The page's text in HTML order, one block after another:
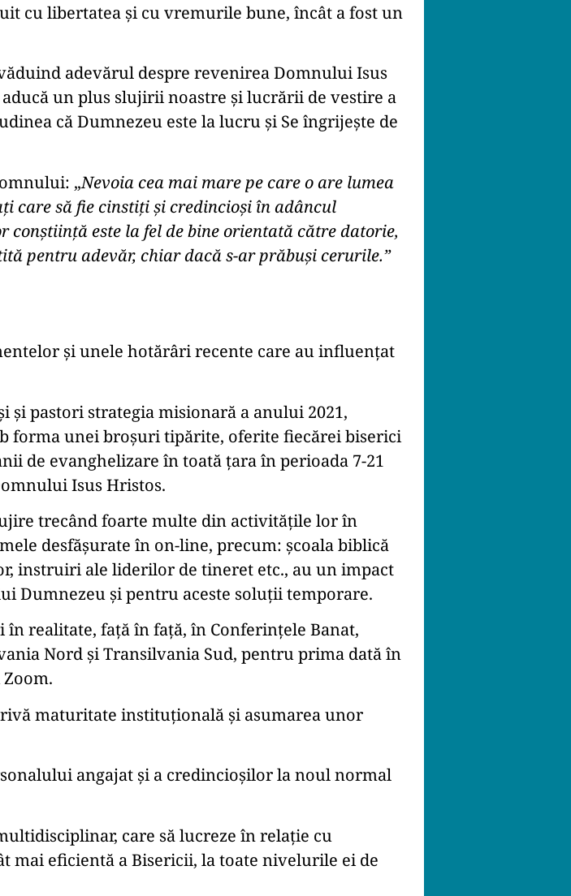
cu libertatea și cu vremurile bune, încât a fost un
adevărul despre revenirea Domnului Isus
un plus slujirii noastre și lucrării de vestire a
că Dumnezeu este la lucru și Se îngrijește de
„Nevoia cea mai mare pe care o are lumea
care să fie cinstiți și credincioși în adâncul
conștiință este la fel de bine orientată către datorie,
pentru adevăr, chiar dacă s-ar prăbuși cerurile.”
și unele hotărâri recente care au influențat
pastori strategia misionară a anului 2021,
forma unei broșuri tipărite, oferite fiecărei biserici
de evanghelizare în toată țara în perioada 7-21
Isus Hristos.
trecând foarte multe din activitățile lor în
desfășurate în on-line, precum: școala biblică
instruiri ale liderilor de tineret etc., au un impact
Dumnezeu și pentru aceste soluții temporare.
realitate, față în față, în Conferințele Banat,
Nord și Transilvania Sud, pentru prima dată în
maturitate instituțională și asumarea unor
angajat și a credincioșilor la noul normal
care să lucreze în relație cu
mai eficientă a Bisericii, la toate nivelurile ei de